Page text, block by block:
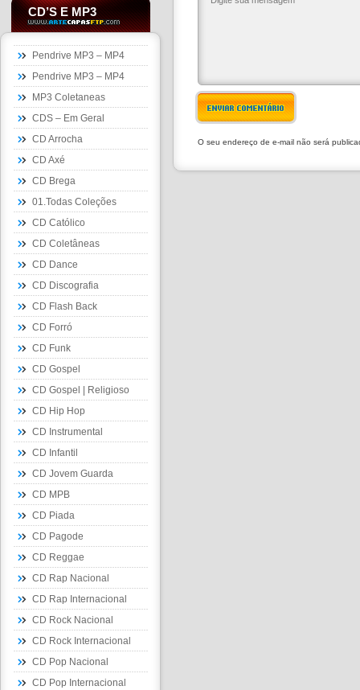
CD’S E MP3
Pendrive MP3 – MP4
Pendrive MP3 – MP4
MP3 Coletaneas
CDS – Em Geral
CD Arrocha
CD Axé
CD Brega
01.Todas Coleções
CD Católico
CD Coletâneas
CD Dance
CD Discografia
CD Flash Back
CD Forró
CD Funk
CD Gospel
CD Gospel | Religioso
CD Hip Hop
CD Instrumental
CD Infantil
CD Jovem Guarda
CD MPB
CD Piada
CD Pagode
CD Reggae
CD Rap Nacional
CD Rap Internacional
CD Rock Nacional
CD Rock Internacional
CD Pop Nacional
CD Pop Internacional
ENVIAR COMENTÁRIO
O seu endereço de e-mail não será